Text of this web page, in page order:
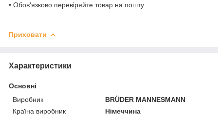
• Обов'язково перевіряйте товар на пошту.
Приховати
Характеристики
Основні
Виробник
BRÜDER MANNESMANN
Країна виробник
Німеччина